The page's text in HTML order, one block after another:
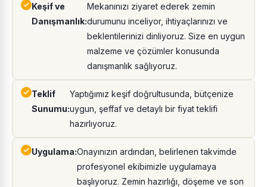
Keşif ve
Danışmanlık:
Mekanınızı ziyaret ederek zemin
durumunu inceliyor, ihtiyaçlarınızı ve
beklentilerinizi dinliyoruz. Size en uygun
malzeme ve çözümler konusunda
danışmanlık sağlıyoruz.
Teklif
Sunumu:
Yaptığımız keşif doğrultusunda, bütçenize
uygun, şeffaf ve detaylı bir fiyat teklifi
hazırlıyoruz.
Uygulama:Onayınızın ardından, belirlenen takvimde
profesyonel ekibimizle uygulamaya
başlıyoruz. Zemin hazırlığı, döşeme ve son